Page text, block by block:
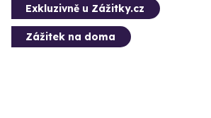
Exkluzivně u Zážitky.cz
Zážitek na doma